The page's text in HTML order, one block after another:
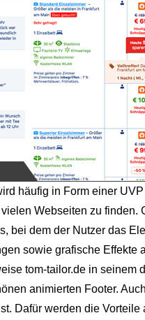
häufig in Form einer
Webseiten zu
bei dem der Nutzer das
sowie grafische Effekte
tom-tailor.de in seinem
animierten Footer.
Dafür werden die